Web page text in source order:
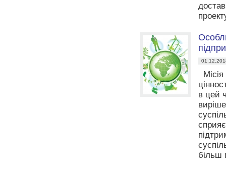
в цей
більш